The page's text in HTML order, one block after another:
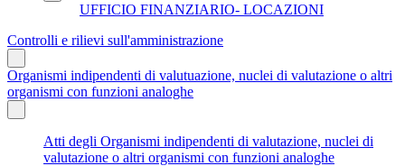
UFFICIO FINANZIARIO- LOCAZIONI
Controlli e rilievi sull'amministrazione
Organismi indipendenti di valutuazione, nuclei di valutazione o altri
organismi con funzioni analoghe
Atti degli Organismi indipendenti di valutazione, nuclei di
valutazione o altri organismi con funzioni analoghe